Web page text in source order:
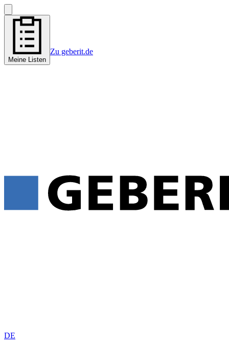
Meine Listen
Zu geberit.de
DE